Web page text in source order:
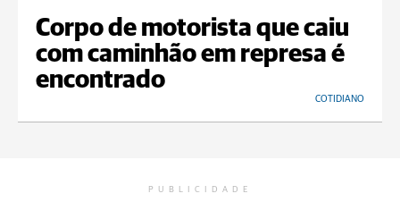
Corpo de motorista que caiu
com caminhão em represa é
encontrado
COTIDIANO
PUBLICIDADE